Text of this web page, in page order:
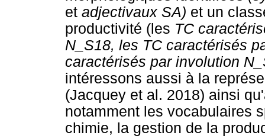
et adjectivaux SA) et un
productivité (les TC
N_S18, les TC caractérisés
caractérisés par involution
intéressons aussi à la
(Jacquey et al. 2018) ainsi
notamment les vocabulaires
chimie, la gestion de la